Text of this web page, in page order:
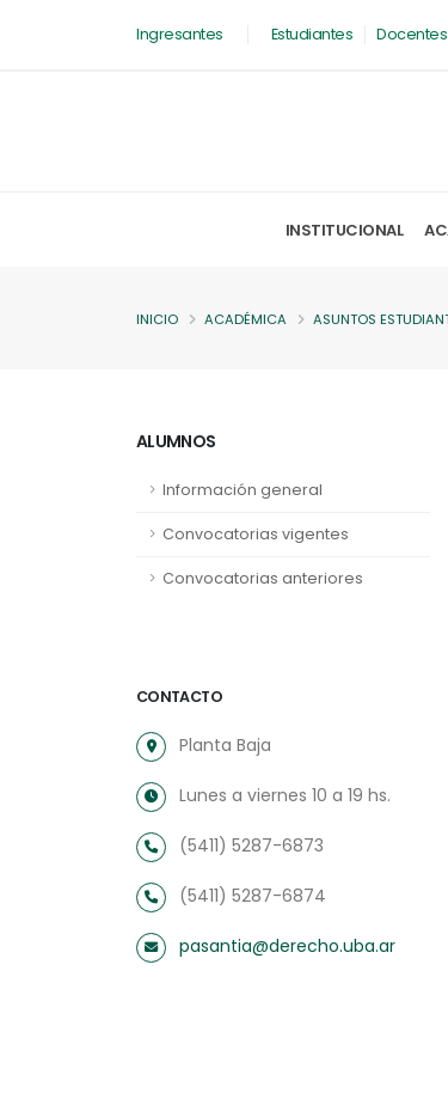
Ingresantes Estudiantes Docentes
INSTITUCIONAL
INICIO ACADÉMICA ASUNTOS
ALUMNOS
Información general
Convocatorias vigentes
Convocatorias anteriores
CONTACTO
Planta Baja
Lunes a viernes 10 a 19 hs.
(5411) 5287-6873
(5411) 5287-6874
pasantia@derecho.uba.ar